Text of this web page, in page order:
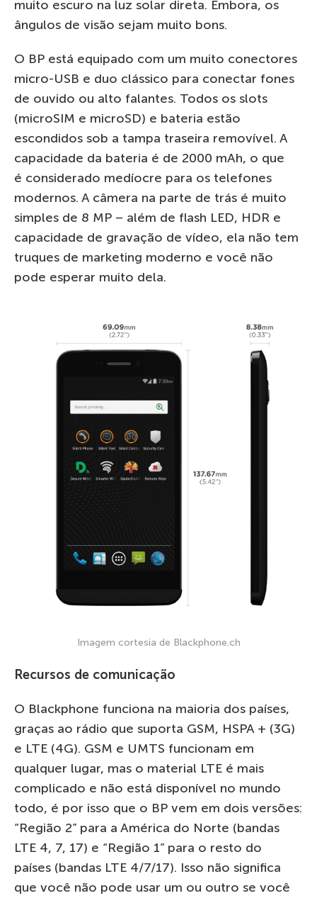
muito escuro na luz solar direta. Embora, os
ângulos de visão sejam muito bons.
O BP está equipado com um muito conectores
micro-USB e duo clássico para conectar fones
de ouvido ou alto falantes. Todos os slots
(microSIM e microSD) e bateria estão
escondidos sob a tampa traseira removível. A
capacidade da bateria é de 2000 mAh, o que
é considerado medíocre para os telefones
modernos. A câmera na parte de trás é muito
simples de 8 MP – além de flash LED, HDR e
capacidade de gravação de vídeo, ela não tem
truques de marketing moderno e você não
pode esperar muito dela.
Imagem cortesia de Blackphone.ch
Recursos de comunicação
O Blackphone funciona na maioria dos países,
graças ao rádio que suporta GSM, HSPA + (3G)
e LTE (4G). GSM e UMTS funcionam em
qualquer lugar, mas o material LTE é mais
complicado e não está disponível no mundo
todo, é por isso que o BP vem em dois versões:
“Região 2” para a América do Norte (bandas
LTE 4, 7, 17) e “Região 1” para o resto do
países (bandas LTE 4/7/17). Isso não significa
que você não pode usar um ou outro se você